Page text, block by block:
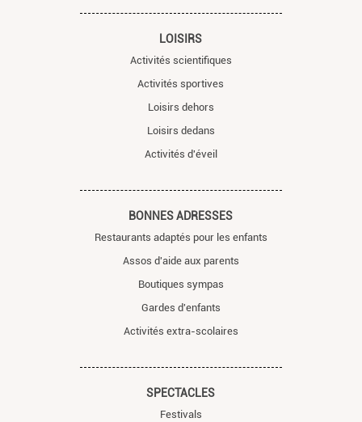
LOISIRS
Activités scientifiques
Activités sportives
Loisirs dehors
Loisirs dedans
Activités d'éveil
BONNES ADRESSES
Restaurants adaptés pour les enfants
Assos d'aide aux parents
Boutiques sympas
Gardes d'enfants
Activités extra-scolaires
SPECTACLES
Festivals